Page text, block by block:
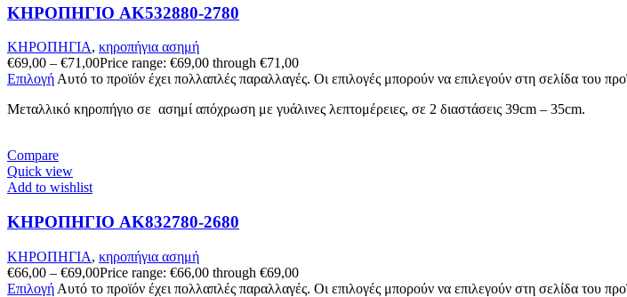
ΚΗΡΟΠΗΓΙΟ AK532880-2780
ΚΗΡΟΠΗΓΙΑ, κηροπήγια ασημή
€69,00 – €71,00Price range: €69,00 through €71,00
ΕπιλογήΑυτό το προϊόν έχει πολλαπλές παραλλαγές. Οι επιλογές μπορούν να επιλεγούν στη σελίδα του
Μεταλλικό κηροπήγιο σε ασημί απόχρωση με γυάλινες λεπτομέρειες, σε 2 διαστάσεις 39cm – 35cm.
Compare
Quick view
Add to wishlist
ΚΗΡΟΠΗΓΙΟ AK832780-2680
ΚΗΡΟΠΗΓΙΑ, κηροπήγια ασημή
€66,00 – €69,00Price range: €66,00 through €69,00
Επιλογή Αυτό το προϊόν έχει πολλαπλές παραλλαγές. Οι επιλογές μπορούν να επιλεγούν στη σελίδα του